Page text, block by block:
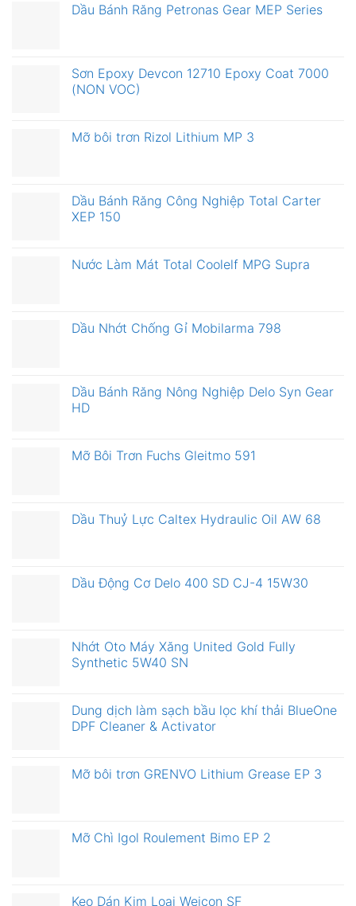
Dầu Bánh Răng Petronas Gear MEP Series
Sơn Epoxy Devcon 12710 Epoxy Coat 7000
(NON VOC)
Mỡ bôi trơn Rizol Lithium MP 3
Dầu Bánh Răng Công Nghiệp Total Carter
XEP 150
Nước Làm Mát Total Coolelf MPG Supra
Dầu Nhớt Chống Gỉ Mobilarma 798
Dầu Bánh Răng Nông Nghiệp Delo Syn Gear
HD
Mỡ Bôi Trơn Fuchs Gleitmo 591
Dầu Thuỷ Lực Caltex Hydraulic Oil AW 68
Dầu Động Cơ Delo 400 SD CJ-4 15W30
Nhớt Oto Máy Xăng United Gold Fully
Synthetic 5W40 SN
Dung dịch làm sạch bầu lọc khí thải BlueOne
DPF Cleaner & Activator
Mỡ bôi trơn GRENVO Lithium Grease EP 3
Mỡ Chì Igol Roulement Bimo EP 2
Keo Dán Kim Loại Weicon SF